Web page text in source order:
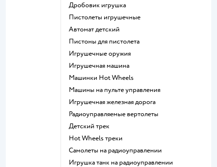
Дробовик игрушка
Пистолеты игрушечные
Автомат детский
Пистоны для пистолета
Игрушечные оружия
Игрушечная машина
Машинки Hot Wheels
Машины на пульте управления
Игрушечная железная дорога
Радиоуправляемые вертолеты
Детский трек
Hot Wheels треки
Самолеты на радиоуправлении
Игрушка танк на радиоуправлении